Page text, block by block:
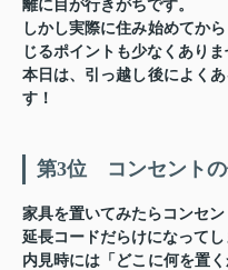
離に目が行きがちです。
しかし実際に住み始めてか
じるポイントも少なくありま
本日は、引っ越し後によく
す！
第3位 コンセント
家具を置いてみたらコンセ
延長コードだらけになってし
内見時には「どこに何を置